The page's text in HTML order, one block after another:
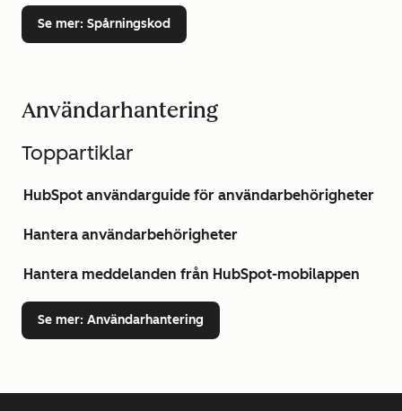
Se mer: Spårningskod
Användarhantering
Toppartiklar
HubSpot användarguide för användarbehörigheter
Hantera användarbehörigheter
Hantera meddelanden från HubSpot-mobilappen
Se mer: Användarhantering